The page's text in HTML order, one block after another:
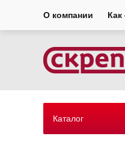
О компании Как
Каталог